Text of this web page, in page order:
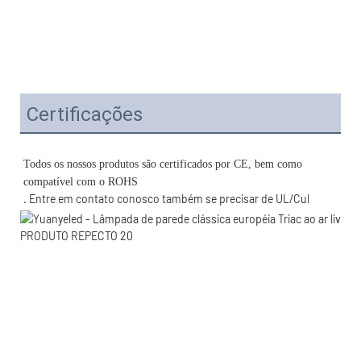
Certificações
Todos os nossos produtos são certificados por CE, bem como
. Entre em contato conosco também se precisar de UL/Cul